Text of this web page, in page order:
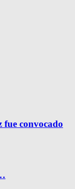
convocado